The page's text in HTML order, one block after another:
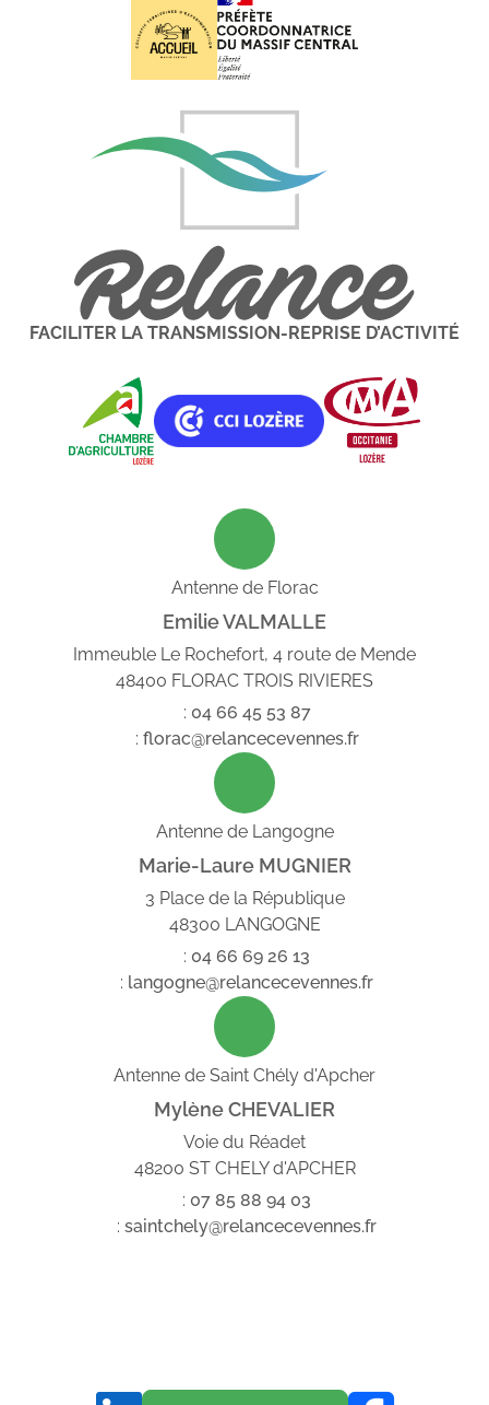
FACILITER LA TRANSMISSION-REPRISE D’ACTIVITÉ
Antenne de Florac
Emilie VALMALLE
Immeuble Le Rochefort, 4 route de Mende
48400 FLORAC TROIS RIVIERES
: 04 66 45 53 87
: florac@relancecevennes.fr
Antenne de Langogne
Marie-Laure MUGNIER
3 Place de la République
48300 LANGOGNE
: 04 66 69 26 13
: langogne@relancecevennes.fr
Antenne de Saint Chély d'Apcher
Mylène CHEVALIER
Voie du Réadet
48200 ST CHELY d'APCHER
: 07 85 88 94 03
: saintchely@relancecevennes.fr